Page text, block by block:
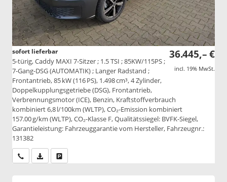
36.445,– €
incl. 19% MwSt.
sofort lieferbar
5-türig, Caddy MAXI 7-Sitzer ; 1.5 TSI ; 85KW/115PS ;
7-Gang-DSG (AUTOMATIK) ; Langer Radstand ;
Frontantrieb, 85 kW (116 PS), 1.498 cm³, 4 Zylinder,
Doppelkupplungsgetriebe (DSG), Frontantrieb,
Verbrennungsmotor (ICE), Benzin, Kraftstoffverbrauch
kombiniert 6,8 l/100km (WLTP), CO₂-Emission kombiniert
157.00 g/km (WLTP), CO₂-Klasse F, Qualitätssiegel: BVFK-Siegel,
Garantieleistung: Fahrzeuggarantie vom Hersteller, Fahrzeugnr.:
131382
Wir rufen Sie anPDF-Datei, Fahrzeugexposé drucken